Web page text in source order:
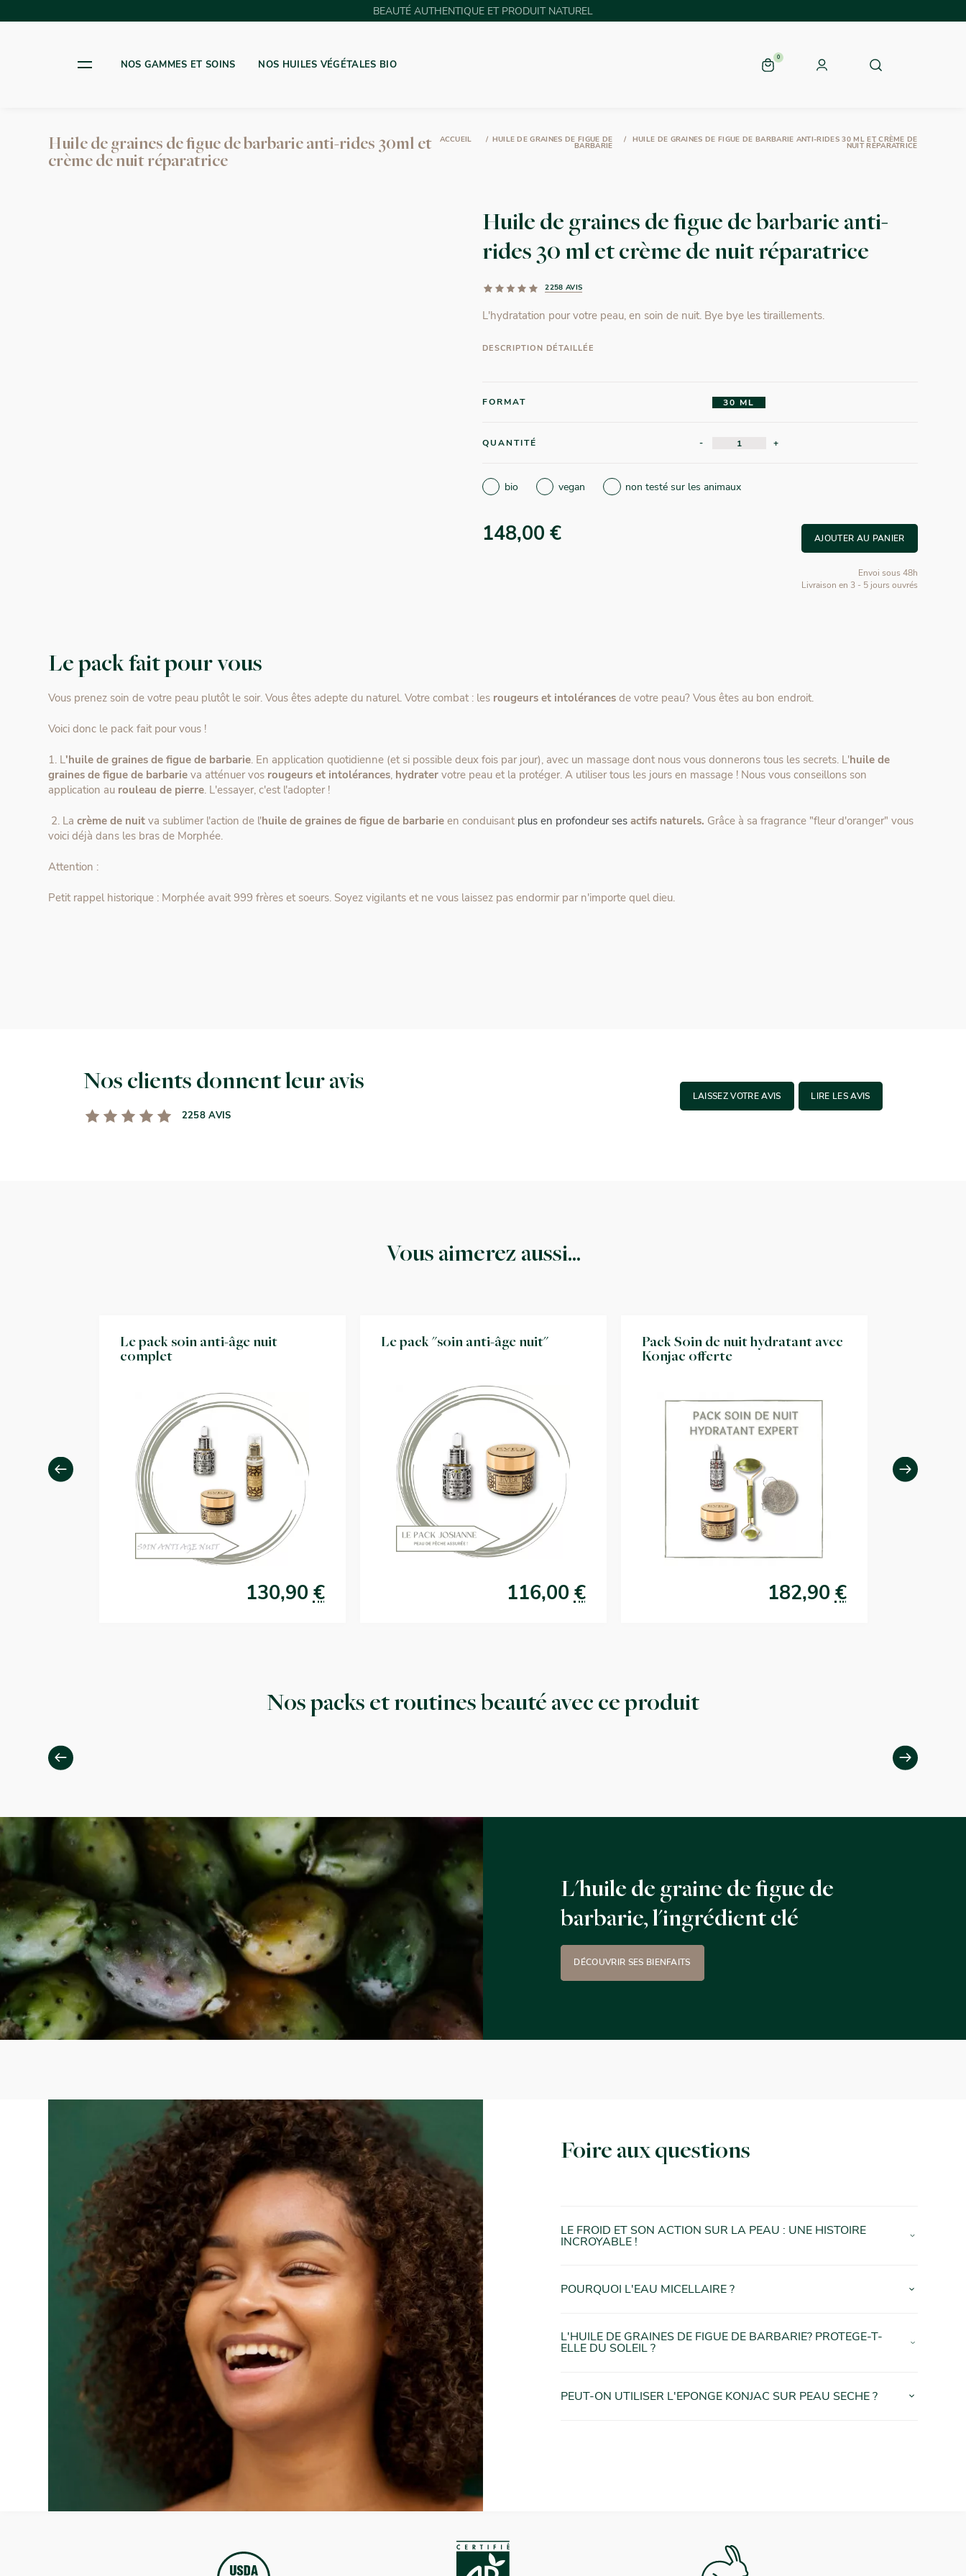
BEAUTÉ AUTHENTIQUE ET PRODUIT NATUREL
NOS GAMMES ET SOINS
VISAGE
CORPS
NOS HUILES VÉGÉTALES BIO
HUILE DE GRAINES DE FIGUE DE BARBARIE
HUILE D'ARGAN
0
Huile de graines de figue de barbarie anti-rides 30ml et
crème de nuit réparatrice
ACCUEIL HUILE DE GRAINES DE FIGUE DE
BARBARIE
HUILE DE GRAINES DE FIGUE DE BARBARIE ANTI-RIDES 30 ML ET CRÈME DE
NUIT RÉPARATRICE
Huile de graines de figue de barbarie anti-
rides 30 ml et crème de nuit réparatrice
2258 AVIS
L'hydratation pour votre peau, en soin de nuit. Bye bye les tiraillements.
DESCRIPTION DÉTAILLÉE
FORMAT 30 ML
QUANTITÉ - +
bio vegan non testé sur les animaux
148,00 € AJOUTER AU PANIER
Envoi sous 48h
Livraison en 3 - 5 jours ouvrés
Le pack fait pour vous
Vous prenez soin de votre peau plutôt le soir. Vous êtes adepte du naturel. Votre combat : les rougeurs et intolérancesde votre peau? Vous êtes au bon endroit.
Voici donc le pack fait pour vous !
1. L'huile de graines de figue de barbarie. En application quotidienne (et si possible deux fois par jour), avec un massage dont nous vous donnerons tous les secrets. L'huile de
graines de figue de barbarieva atténuer vos rougeurs et intolérances, hydratervotre peau et la protéger. A utiliser tous les jours en massage ! Nous vous conseillons son
application au rouleau de pierre. L'essayer, c'est l'adopter !
2. Lacrème de nuitva sublimer l'action de l'huile de graines de figue de barbarieen conduisantplus en profondeur ses actifs naturels. Grâce à sa fragrance "fleur d'oranger" vous
voici déjà dans les bras de Morphée.
Attention :
Petit rappel historique : Morphée avait 999 frères et soeurs. Soyez vigilants et ne vous laissez pas endormir par n'importe quel dieu.
Nos clients donnent leur avis
2258 AVIS
LAISSEZ VOTRE AVIS LIRE LES AVIS
Vous aimerez aussi...
Le pack soin anti-âge nuit
complet
130,90 €
Le pack "soin anti-âge nuit"
116,00 €
Pack Soin de nuit hydratant avec
Konjac offerte
182,90 €
Nos packs et routines beauté avec ce produit
L'huile de graine de figue de
barbarie, l'ingrédient clé
DÉCOUVRIR SES BIENFAITS
Foire aux questions
LE FROID ET SON ACTION SUR LA PEAU : UNE HISTOIRE
INCROYABLE !
POURQUOI L'EAU MICELLAIRE ?
L'HUILE DE GRAINES DE FIGUE DE BARBARIE? PROTEGE-T-
ELLE DU SOLEIL ?
PEUT-ON UTILISER L'EPONGE KONJAC SUR PEAU SECHE ?